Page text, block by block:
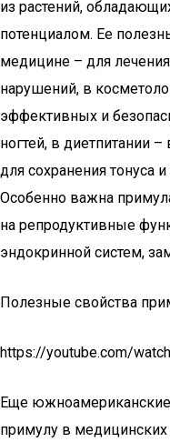
из растений,
потенциалом. Ее
медицине – для
нарушений, в
эффективных и
ногтей, в диетпитании
для сохранения тонуса
Особенно важна
на репродуктивные
эндокринной систем,
Полезные свойства
https://youtube.com/
Еще
примулу в медицинских